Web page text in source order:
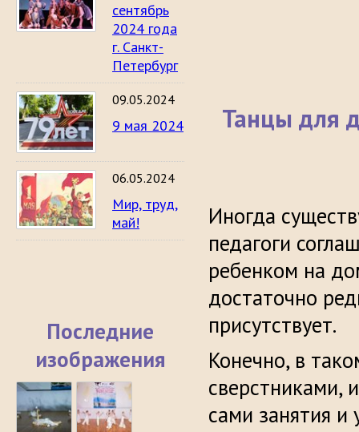
сентябрь
2024 года
г. Санкт-
Петербург
09.05.2024
9 мая 2024
06.05.2024
Мир, труд,
май!
Последние
изображения
Танцы для
Иногда
педагоги
ребенком на
достаточно
присутствует.
Конечно, в
сверстниками,
сами занятия и